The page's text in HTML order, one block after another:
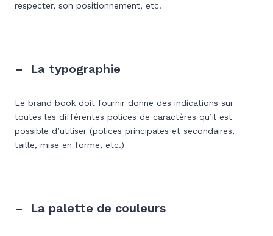
respecter, son positionnement, etc.
– La typographie
Le brand book doit fournir donne des indications sur
toutes les différentes polices de caractères qu’il est
possible d’utiliser (polices principales et secondaires,
taille, mise en forme, etc.)
– La palette de couleurs